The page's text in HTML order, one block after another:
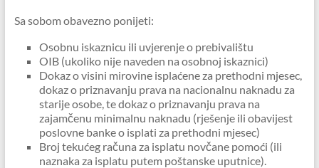
Sa sobom obavezno ponijeti:
Osobnu iskaznicu ili uvjerenje o prebivalištu
OIB (ukoliko nije naveden na osobnoj iskaznici)
Dokaz o visini mirovine isplaćene za prethodni mjesec,
dokaz o priznavanju prava na nacionalnu naknadu za
starije osobe, te dokaz o priznavanju prava na
zajamčenu minimalnu naknadu (rješenje ili obavijest
poslovne banke o isplati za prethodni mjesec)
Broj tekućeg računa za isplatu novčane pomoći (ili
naznaka za isplatu putem poštanske uputnice).